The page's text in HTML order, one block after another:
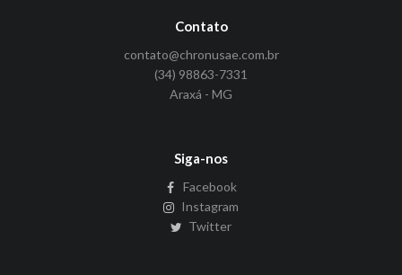
Contato
contato@chronusae.com.br
(34) 98863-7331
Araxá - MG
Siga-nos
Facebook
Instagram
Twitter